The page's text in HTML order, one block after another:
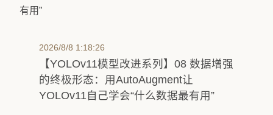
2026/8/8 1:18:26
【YOLOv11模型改进系列】08 数据增强
的终极形态：用AutoAugment让
YOLOv11自己学会“什么数据最有用”